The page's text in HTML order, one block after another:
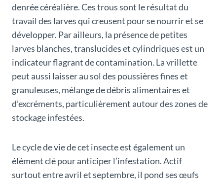
denrée céréalière. Ces trous sont le résultat du
travail des larves qui creusent pour se nourrir et se
développer. Par ailleurs, la présence de petites
larves blanches, translucides et cylindriques est un
indicateur flagrant de contamination. La vrillette
peut aussi laisser au sol des poussières fines et
granuleuses, mélange de débris alimentaires et
d’excréments, particulièrement autour des zones de
stockage infestées.
Le cycle de vie de cet insecte est également un
élément clé pour anticiper l’infestation. Actif
surtout entre avril et septembre, il pond ses œufs